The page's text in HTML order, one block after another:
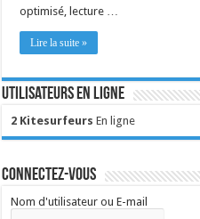
optimisé, lecture …
Lire la suite »
Utilisateurs en ligne
2 Kitesurfeurs En ligne
Connectez-vous
Nom d'utilisateur ou E-mail